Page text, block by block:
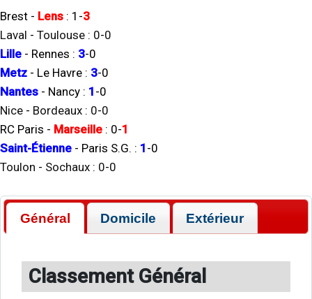
Brest - Lens : 1 -3
Laval - Toulouse : 0-0
Lille - Rennes : 3-0
Metz - Le Havre : 3-0
Nantes - Nancy : 1 -0
Nice - Bordeaux : 0-0
RC Paris - Marseille : 0-1
Saint-Étienne - Paris S.G. : 1 -0
Toulon - Sochaux : 0-0
Général Domicile Extérieur
Classement Général